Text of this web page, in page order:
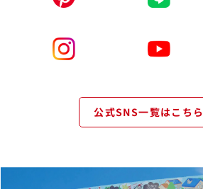
公式SNS一覧はこちら